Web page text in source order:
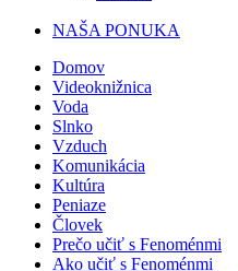
NAŠA PONUKA
Domov
Videoknižnica
Voda
Slnko
Vzduch
Komunikácia
Kultúra
Peniaze
Človek
Prečo učiť s Fenoménmi
Ako učiť s Fenoménmi